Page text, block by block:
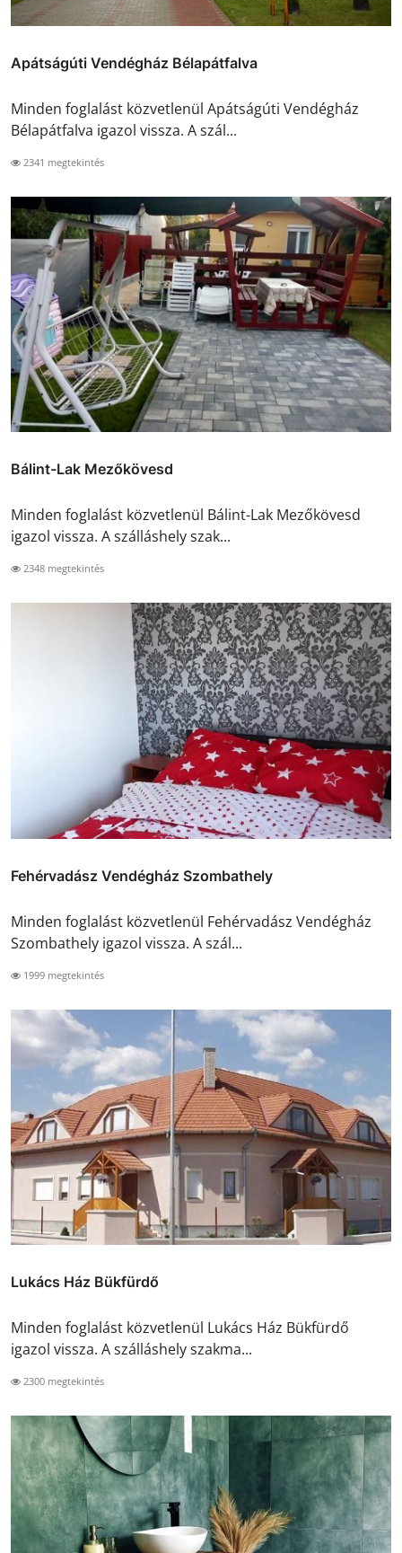
Apátságúti Vendégház Bélapátfalva
Minden foglalást közvetlenül Apátságúti Vendégház
Bélapátfalva igazol vissza. A szál...
2341 megtekintés
Bálint-Lak Mezőkövesd
Minden foglalást közvetlenül Bálint-Lak Mezőkövesd
igazol vissza. A szálláshely szak...
2348 megtekintés
Fehérvadász Vendégház Szombathely
Minden foglalást közvetlenül Fehérvadász Vendégház
Szombathely igazol vissza. A szál...
1999 megtekintés
Lukács Ház Bükfürdő
Minden foglalást közvetlenül Lukács Ház Bükfürdő
igazol vissza. A szálláshely szakma...
2300 megtekintés